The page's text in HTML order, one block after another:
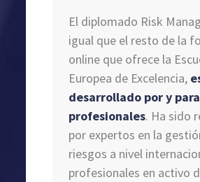
El diplomado Risk
igual que el resto de la
online que ofrece la
Europea de Excelencia,
desarrollado por y para
profesionales. Ha sido
por expertos en la
riesgos a nivel
profesionales en activo